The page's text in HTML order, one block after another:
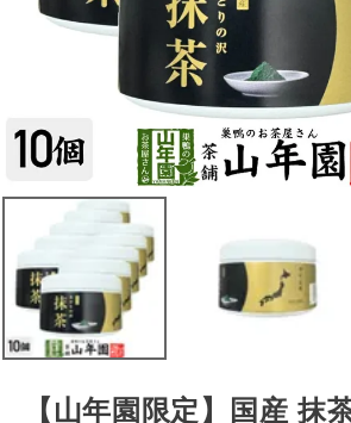
【山年園限定】国産 抹